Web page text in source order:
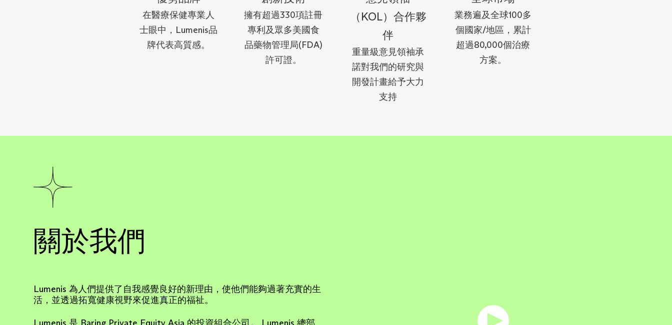
在醫療保健專業人
士眼中，Lumenis品
牌代表高質感。
擁有超過330項註冊
專利及眾多美國食
品藥物管理局(FDA)
許可證。
（KOL）合作夥
伴
重量級意見領袖承
諾對我們的研究與
開發計畫給予大力
支持
業務遍及全球100多
個國家/地區，累計
超過80,000個治療
方案。
關於我們
Lumenis 為人們提供了自我感覺良好的新理由，使他們能夠過著充實的生
活，並透過拓寬健康視野來促進真正的福祉。